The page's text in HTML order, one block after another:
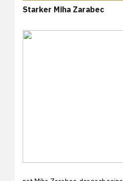
Starker Miha Zarabec